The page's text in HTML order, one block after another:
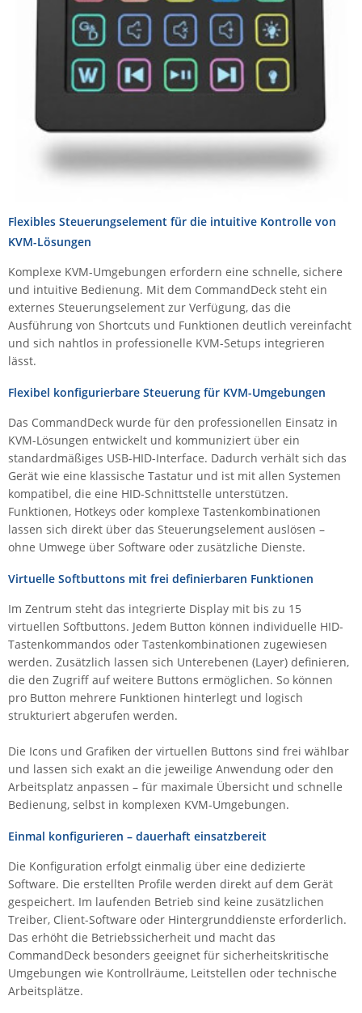
Energiemessung
Energieverteilung
IP, WLAN & GSM Sensorik
Datenlogger
IoT - Internet of Things
Remote I/O
IPC, Industrielle Netzwerktechnik & WLAN
Industrielle Netzwerktechnik / Kommunikation
Industrielle Computer
Wi-Fi - WLAN - Wireless
Sonstige
Serverräume
RMA / Rücksendung / Support
Comet System
CompleTech
Contemporary Controls
Eaton
Elsys
Enginko - mcf88
Gefen
Guntermann & Drunck
High Sec Labs
HW group
Icron
Kerlink
Kramer Electronics
KVM TEC
Legrand
LigoWave
Netio
Panorama Antennas
PatchSee
Power Kingdom
Poynting
Raritan
Riello UPS
Server Technology
SIRIO Antenne
Sunbird
Tactical Software
TEKTELIC
Teltonika
Unwired Networks
Flexibles Steuerungselement für die intuitive Kontrolle von
KVM-Lösungen
Komplexe KVM-Umgebungen erfordern eine schnelle, sichere
und intuitive Bedienung. Mit dem CommandDeck steht ein
externes Steuerungselement zur Verfügung, das die
Ausführung von Shortcuts und Funktionen deutlich vereinfacht
und sich nahtlos in professionelle KVM-Setups integrieren
lässt.
Flexibel konfigurierbare Steuerung für KVM-Umgebungen
Das CommandDeck wurde für den professionellen Einsatz in
KVM-Lösungen entwickelt und kommuniziert über ein
standardmäßiges USB-HID-Interface. Dadurch verhält sich das
Gerät wie eine klassische Tastatur und ist mit allen Systemen
kompatibel, die eine HID-Schnittstelle unterstützen.
Funktionen, Hotkeys oder komplexe Tastenkombinationen
lassen sich direkt über das Steuerungselement auslösen –
ohne Umwege über Software oder zusätzliche Dienste.
Virtuelle Softbuttons mit frei definierbaren Funktionen
Im Zentrum steht das integrierte Display mit bis zu 15
virtuellen Softbuttons. Jedem Button können individuelle HID-
Tastenkommandos oder Tastenkombinationen zugewiesen
werden. Zusätzlich lassen sich Unterebenen (Layer) definieren,
die den Zugriff auf weitere Buttons ermöglichen. So können
pro Button mehrere Funktionen hinterlegt und logisch
strukturiert abgerufen werden.
Die Icons und Grafiken der virtuellen Buttons sind frei wählbar
und lassen sich exakt an die jeweilige Anwendung oder den
Arbeitsplatz anpassen – für maximale Übersicht und schnelle
Bedienung, selbst in komplexen KVM-Umgebungen.
Einmal konfigurieren – dauerhaft einsatzbereit
Die Konfiguration erfolgt einmalig über eine dedizierte
Software. Die erstellten Profile werden direkt auf dem Gerät
gespeichert. Im laufenden Betrieb sind keine zusätzlichen
Treiber, Client-Software oder Hintergrunddienste erforderlich.
Das erhöht die Betriebssicherheit und macht das
CommandDeck besonders geeignet für sicherheitskritische
Umgebungen wie Kontrollräume, Leitstellen oder technische
Arbeitsplätze.